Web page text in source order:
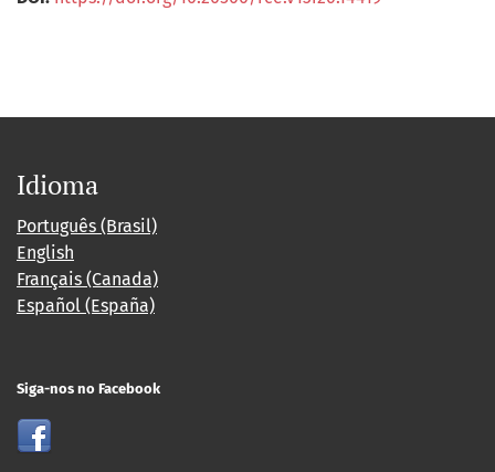
Idioma
Português (Brasil)
English
Français (Canada)
Español (España)
Siga-nos no Facebook